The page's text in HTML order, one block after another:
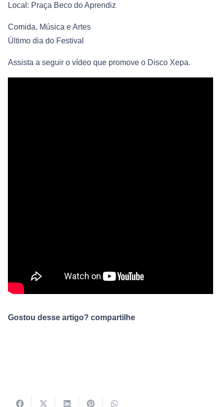
Local: Praça Beco do Aprendiz
Comida, Música e Artes
Último dia do Festival
Assista a seguir o vídeo que promove o Disco Xepa.
Gostou desse artigo? compartilhe